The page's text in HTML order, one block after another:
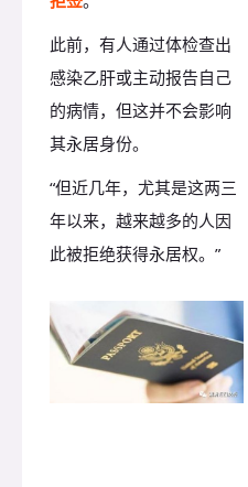
此前，有人通过体检查出
感染乙肝或主动报告自己
的病情，但这并不会影响
其永居身份。
“但近几年，尤其是这两三
年以来，越来越多的人因
此被拒绝获得永居权。”